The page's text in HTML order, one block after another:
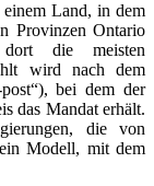
Land, in dem
Provinzen Ontario
die meisten
wird nach dem
post“), bei dem der
das Mandat erhält.
die von
Modell, mit dem